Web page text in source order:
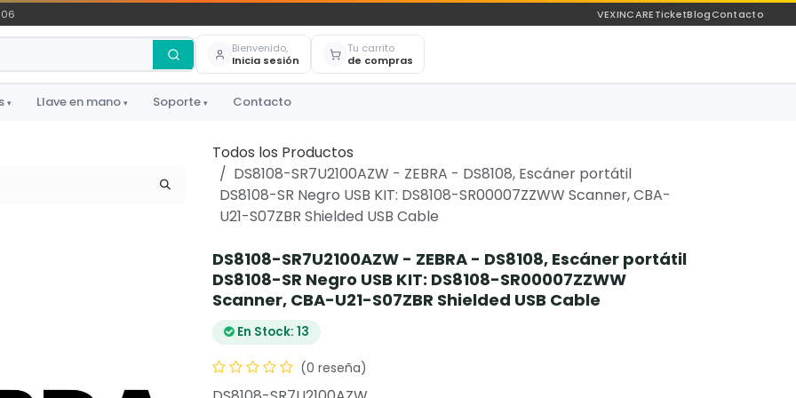
VEXINCARETicketBlogContacto
Bienvenido,
Inicia sesión
Tu carrito
de compras
▾ Llave en mano ▾ Soporte ▾ Contacto
Todos los Productos
DS8108-SR7U2100AZW - ZEBRA - DS8108, Escáner portátil
DS8108-SR Negro USB KIT: DS8108-SR00007ZZWW Scanner, CBA-
U21-S07ZBR Shielded USB Cable
DS8108-SR7U2100AZW - ZEBRA - DS8108, Escáner portátil
DS8108-SR Negro USB KIT: DS8108-SR00007ZZWW
Scanner, CBA-U21-S07ZBR Shielded USB Cable
En Stock: 13
(0 reseña)